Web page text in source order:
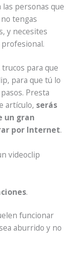
personas que
tengas
y necesites
para que
para que tú lo
Presta
artículo, serás
un gran
por Internet.
videoclip
.
funcionar
aburrido y no